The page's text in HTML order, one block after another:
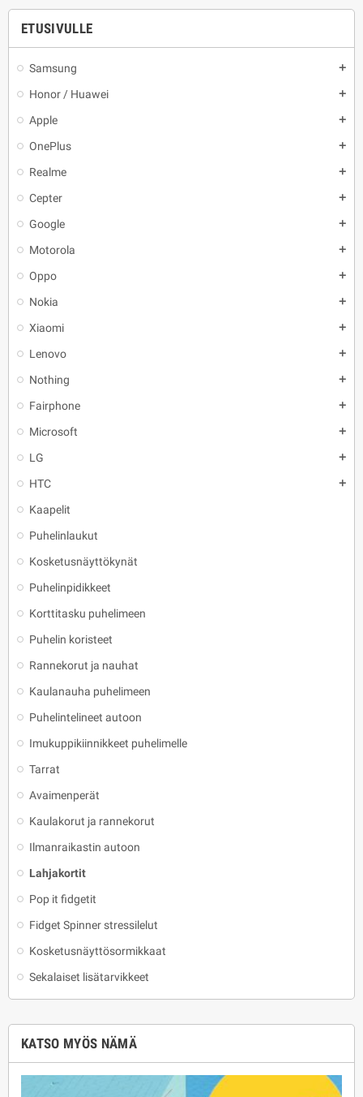
ETUSIVULLE
Samsung add
Honor / Huawei add
Apple add
OnePlus add
Realme add
Cepter add
Google add
Motorola add
Oppo add
Nokia add
Xiaomi add
Lenovo add
Nothing add
Fairphone add
Microsoft add
LG add
HTC add
Kaapelit
Puhelinlaukut
Kosketusnäyttökynät
Puhelinpidikkeet
Korttitasku puhelimeen
Puhelin koristeet
Rannekorut ja nauhat
Kaulanauha puhelimeen
Puhelintelineet autoon
Imukuppikiinnikkeet puhelimelle
Tarrat
Avaimenperät
Kaulakorut ja rannekorut
Ilmanraikastin autoon
Lahjakortit
Pop it fidgetit
Fidget Spinner stressilelut
Kosketusnäyttösormikkaat
Sekalaiset lisätarvikkeet
KATSO MYÖS NÄMÄ